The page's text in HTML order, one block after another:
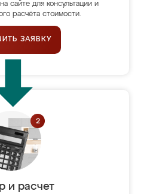
сайте для консультации и
расчёта стоимости.
ЗАЯВКУ
и расчет